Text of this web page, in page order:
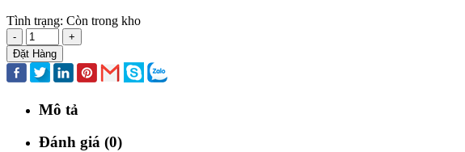
Tình trạng: Còn trong kho
-
+
Đặt Hàng
Mô tả
Đánh giá (0)